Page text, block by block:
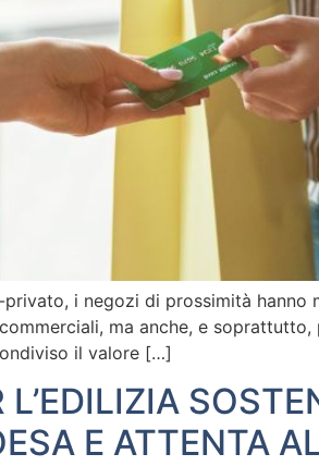
i negozi di prossimità
ma anche, e
il valore […]
E ATTENTA